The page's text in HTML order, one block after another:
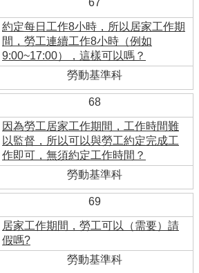
約定每日工作8小時，所以居家工作期
間，勞工連續工作8小時（例如
9:00~17:00），這樣可以嗎？
勞動基準科
68
因為勞工居家工作期間，工作時間難
以監督，所以可以與勞工約定完成工
作即可，無須約定工作時間？
勞動基準科
69
居家工作期間，勞工可以（需要）請
假嗎?
勞動基準科